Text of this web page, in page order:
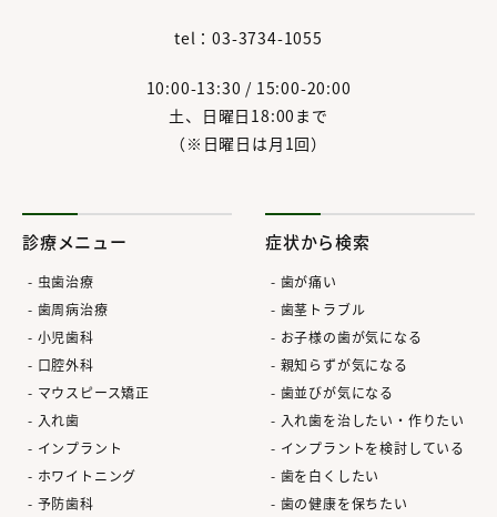
tel：03-3734-1055
10:00-13:30 / 15:00-20:00
土、日曜日18:00まで
（※日曜日は月1回）
診療メニュー
虫歯治療
歯周病治療
小児歯科
口腔外科
マウスピース矯正
入れ歯
インプラント
ホワイトニング
予防歯科
症状から検索
歯が痛い
歯茎トラブル
お子様の歯が気になる
親知らずが気になる
歯並びが気になる
入れ歯を治したい・作りたい
インプラントを検討している
歯を白くしたい
歯の健康を保ちたい